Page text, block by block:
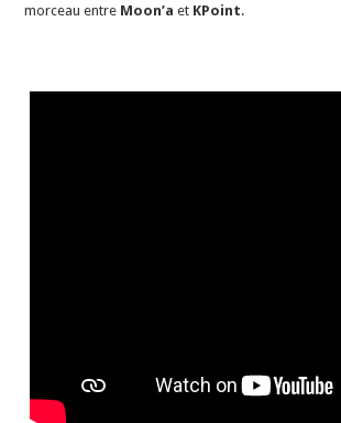
morceau entre Moon’a et KPoint.